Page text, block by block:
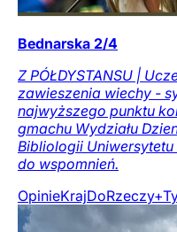
Bednarska 2/4
Z PÓŁDYSTANSU |
zawieszenia wiechy -
najwyższego punktu
gmachu Wydziału
Bibliologii Uniwersytetu
do wspomnień.
OpinieKrajDoRzeczy+